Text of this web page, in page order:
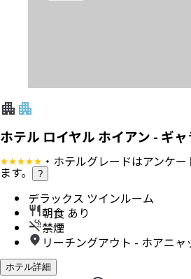
ホテル ロイヤル ホイアン - ギ
・ホテルグレードはアンケ
ます。 ?
デラックス ツインルーム
朝食 あり
禁煙
リーチングアウト - ホアニ
ホテル詳細